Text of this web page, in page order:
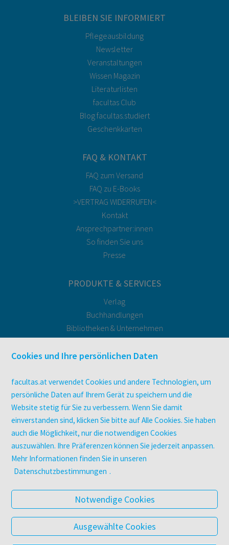
BLEIBEN SIE INFORMIERT
Pflegeausbildung
Newsletter
Veranstaltungen
Wissen Magazin
Literaturlisten
facultas Club
Blog facultas.studiert
Geschenkkarten
FAQ & KONTAKT
FAQ zum Versand
FAQ zu E-Books
>VERTRAG WIDERRUFEN<
Kontakt
Ansprechpartner:innen
So finden Sie uns
Presse
PRODUKTE & SERVICES
Verlag
Buchhandlungen
Bibliotheken & Unternehmen
facultas Bindeservice
Druckerei facultas druckt.
Zeitschriften
Digitale Angebote
UNTERNEHMEN
Über facultas
facultas Kooperationen
Datenschutz & Cookies
AGB
Barrierefreiheit
Cookies und Ihre persönlichen Daten
facultas.at verwendet Cookies und andere Technologien, um
persönliche Daten auf Ihrem Gerät zu speichern und die
Website stetig für Sie zu verbessern. Wenn Sie damit
einverstanden sind, klicken Sie bitte auf Alle Cookies. Sie haben
auch die Möglichkeit, nur die notwendigen Cookies
auszuwählen. Ihre Präferenzen können Sie jederzeit anpassen.
Mehr Informationen finden Sie in unseren
Datenschutzbestimmungen .
Notwendige Cookies
Ausgewählte Cookies